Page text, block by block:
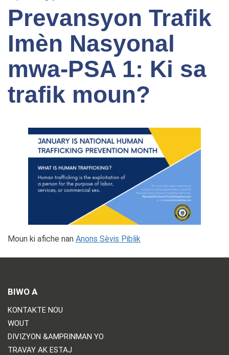
Prevansyon Trafik
Imèn Nasyonal
mwa-PSA 1: Ki sa
trafik moun?
Moun ki afiche nan Anons Sèvis Piblik
BIWO A
KONTAKTE NOU
WOUT
DIVIZYON &AMPRINMAN YO
TRAVAY AK ESTAJ